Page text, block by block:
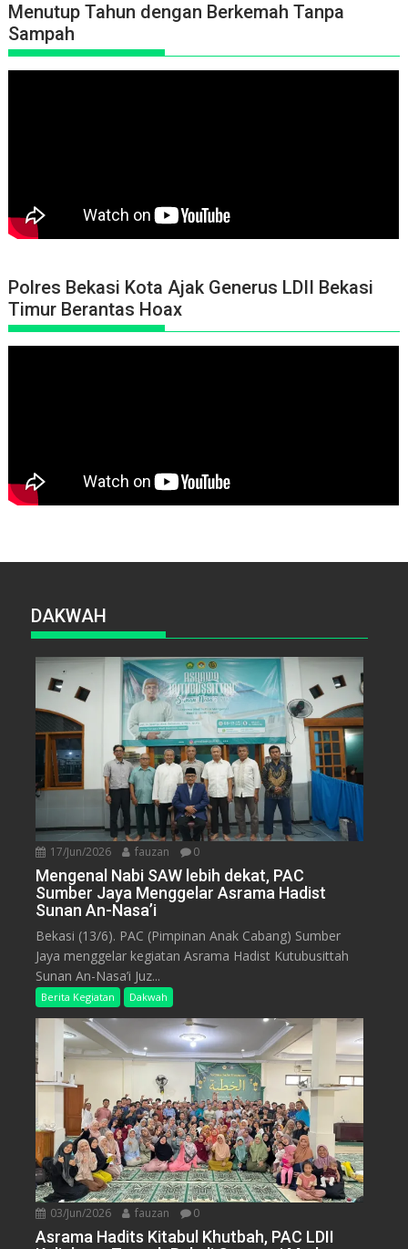
Menutup Tahun dengan Berkemah Tanpa
Sampah
Polres Bekasi Kota Ajak Generus LDII Bekasi
Timur Berantas Hoax
DAKWAH
17/Jun/2026 fauzan 0
Mengenal Nabi SAW lebih dekat, PAC
Sumber Jaya Menggelar Asrama Hadist
Sunan An-Nasa’i
Bekasi (13/6). PAC (Pimpinan Anak Cabang) Sumber
Jaya menggelar kegiatan Asrama Hadist Kutubusittah
Sunan An-Nasa’i Juz...
Berita Kegiatan Dakwah
03/Jun/2026 fauzan 0
Asrama Hadits Kitabul Khutbah, PAC LDII